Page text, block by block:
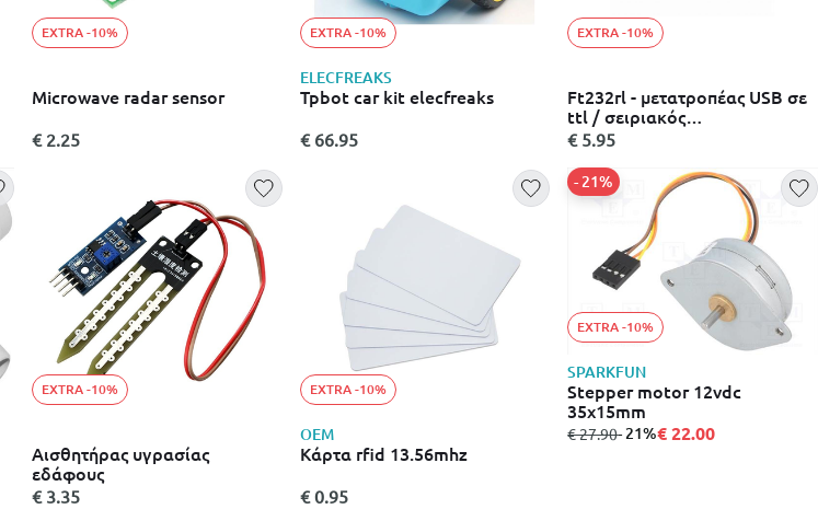
EXTRA -10%
Microwave radar sensor
€ 2.25
EXTRA -10%
ELECFREAKS
Tpbot car kit elecfreaks
€ 66.95
EXTRA -10%
Ft232rl - μετατροπέας USB σε
ttl / σειριακός
προγραμματιστής
€ 5.95
EXTRA -10%
Αισθητήρας υγρασίας
εδάφους
€ 3.35
EXTRA -10%
OEM
Κάρτα rfid 13.56mhz
€ 0.95
EXTRA -10%
SPARKFUN
Stepper motor 12vdc
35x15mm
από
€ 27.90σε
- 21%
- 21%€ 22.00